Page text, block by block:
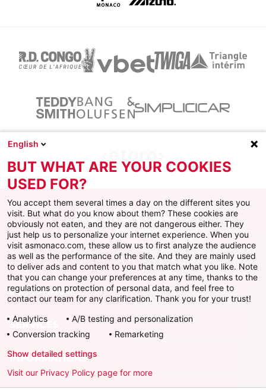
Facebook
X Instagram
YoutubeTikTokTwitch
AS MONACO
SERVICES
INFORMATIONS
English
BUT WHAT ARE YOUR COOKIES
USED FOR?
You accept them several times a day on the different sites you
visit. But what do you know about them? These cookies are
obviously not eaten, and they are not dangerous either. They
just help us to personalize your internet experience. When you
visit asmonaco.com, these allow us to first analyze the audience
as well as the performance of the site. And they are mainly used
to deliver ads and content to you that match what you like. Note
that you can change your preferences at any time, thanks to the
regulations on protection of personal data, and feel free to
contact our team for any clarification. Thank you for your trust!
Analytics
A/B testing and personalization
Conversion tracking
Remarketing
Show detailed settings
Visit our Privacy Policy page for more